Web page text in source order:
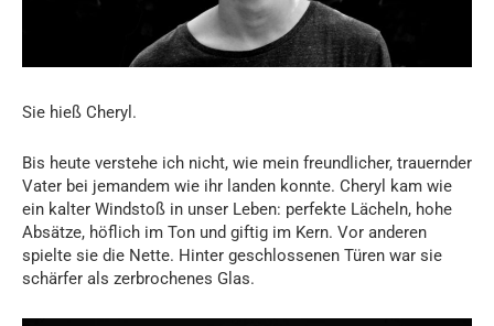
Sie hieß Cheryl.
Bis heute verstehe ich nicht, wie mein freundlicher, trauernder
Vater bei jemandem wie ihr landen konnte. Cheryl kam wie
ein kalter Windstoß in unser Leben: perfekte Lächeln, hohe
Absätze, höflich im Ton und giftig im Kern. Vor anderen
spielte sie die Nette. Hinter geschlossenen Türen war sie
schärfer als zerbrochenes Glas.